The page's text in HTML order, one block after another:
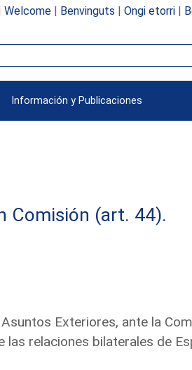
Welcome| Benvinguts | Ongi etorri|
Información y Publicaciones
Comisión (art. 44).
Exteriores, ante la
relaciones bilaterales de